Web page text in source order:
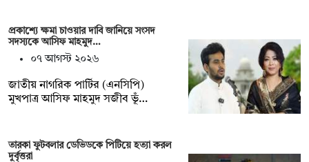
প্রকাশ্যে ক্ষমা চাওয়ার দাবি জানিয়ে সংসদ
সদস্যকে আসিফ মাহমুদ…
০৭ আগস্ট ২০২৬
জাতীয় নাগরিক পার্টির (এনসিপি)
মুখপাত্র আসিফ মাহমুদ সজীব ভূঁ…
তারকা ফুটবলার ডেভিডকে পিটিয়ে হত্যা করল
দুর্বৃত্তরা